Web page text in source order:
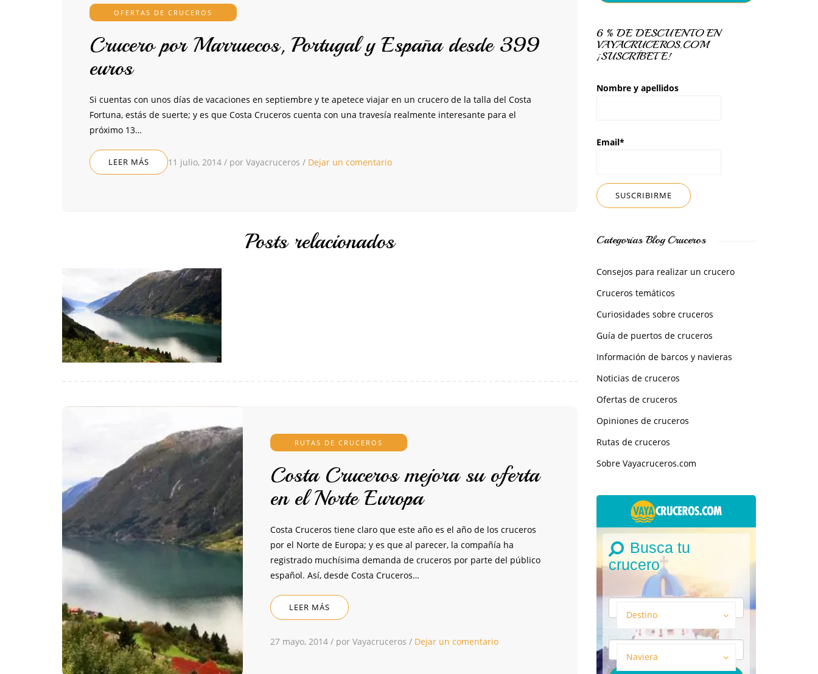
OFERTAS DE CRUCEROS
Crucero por Marruecos, Portugal y España desde 399
euros
Si cuentas con unos días de vacaciones en septiembre y te apetece viajar en un crucero de la talla del Costa
Fortuna, estás de suerte; y es que Costa Cruceros cuenta con una travesía realmente interesante para el
próximo 13…
LEER MÁS 11 julio, 2014 / por Vayacruceros / Dejar un comentario
Posts relacionados
RUTAS DE CRUCEROS
Costa Cruceros mejora su oferta
en el Norte Europa
Costa Cruceros tiene claro que este año es el año de los cruceros
por el Norte de Europa; y es que al parecer, la compañía ha
registrado muchísima demanda de cruceros por parte del público
español. Así, desde Costa Cruceros…
LEER MÁS
27 mayo, 2014 / por Vayacruceros / Dejar un comentario
6 % DE DESCUENTO EN
VAYACRUCEROS.COM
¡SUSCRÍBETE!
Nombre y apellidos
Email*
Categorías Blog Cruceros
Consejos para realizar un crucero
Cruceros temáticos
Curiosidades sobre cruceros
Guía de puertos de cruceros
Información de barcos y navieras
Noticias de cruceros
Ofertas de cruceros
Opiniones de cruceros
Rutas de cruceros
Sobre Vayacruceros.com
Busca tu
crucero
Destino
Naviera